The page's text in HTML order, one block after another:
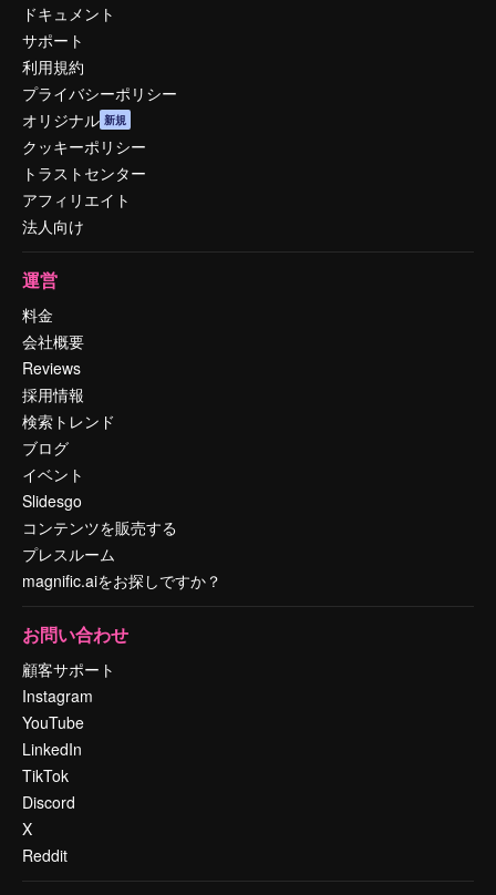
ドキュメント
サポート
利用規約
プライバシーポリシー
オリジナル 新規
クッキーポリシー
トラストセンター
アフィリエイト
法人向け
運営
料金
会社概要
Reviews
採用情報
検索トレンド
ブログ
イベント
Slidesgo
コンテンツを販売する
プレスルーム
magnific.aiをお探しですか？
お問い合わせ
顧客サポート
Instagram
YouTube
LinkedIn
TikTok
Discord
X
Reddit